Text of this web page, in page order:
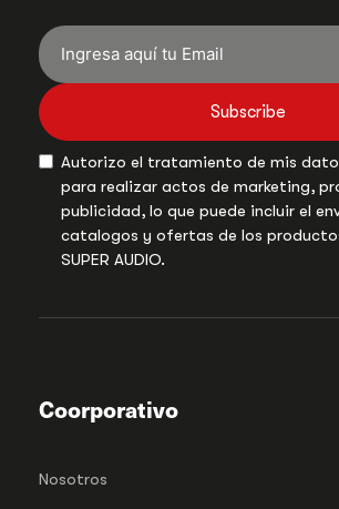
Subscribe
Autorizo el tratamiento de mis
para realizar actos de marketing,
publicidad, lo que puede incluir el
catalogos y ofertas de los
SUPER AUDIO.
Coorporativo
Nosotros